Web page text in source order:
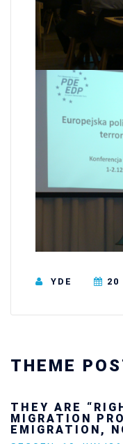
YDE 20
THEME
Ukraine’s
future — and
SECGEN,24 FEB ’26